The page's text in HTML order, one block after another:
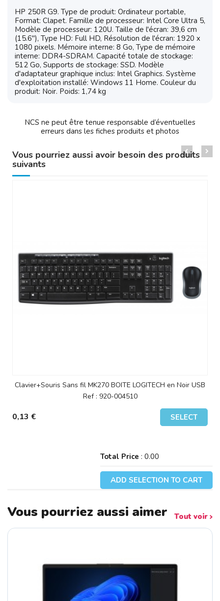
HP 250R G9. Type de produit: Ordinateur portable,
Format: Clapet. Famille de processeur: Intel Core Ultra 5,
Modèle de processeur: 120U. Taille de l'écran: 39,6 cm
(15.6"), Type HD: Full HD, Résolution de l'écran: 1920 x
1080 pixels. Mémoire interne: 8 Go, Type de mémoire
interne: DDR4-SDRAM. Capacité totale de stockage:
512 Go, Supports de stockage: SSD. Modèle
d'adaptateur graphique inclus: Intel Graphics. Système
d'exploitation installé: Windows 11 Home. Couleur du
produit: Noir. Poids: 1,74 kg
NCS ne peut être tenue responsable d’éventuelles
erreurs dans les fiches produits et photos
Vous pourriez aussi avoir besoin des produits
suivants
Clavier+Souris Sans fil MK270 BOITE LOGITECH en Noir USB
Ref : 920-004510
0,13 € SELECT
Total Price : 0.00
ADD SELECTION TO CART
Vous pourriez aussi aimer Tout voir